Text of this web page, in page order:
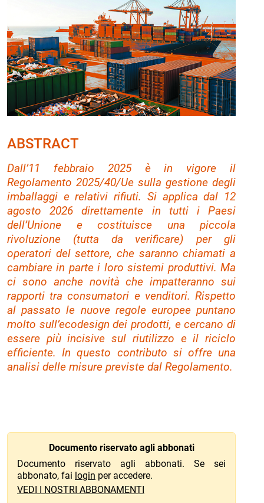
ABSTRACT
Dall’11 febbraio 2025 è in vigore il
Regolamento 2025/40/Ue sulla gestione degli
imballaggi e relativi rifiuti. Si applica dal 12
agosto 2026 direttamente in tutti i Paesi
dell’Unione e costituisce una piccola
rivoluzione (tutta da verificare) per gli
operatori del settore, che saranno chiamati a
cambiare in parte i loro sistemi produttivi. Ma
ci sono anche novità che impatteranno sui
rapporti tra consumatori e venditori. Rispetto
al passato le nuove regole europee puntano
molto sull’ecodesign dei prodotti, e cercano di
essere più incisive sul riutilizzo e il riciclo
efficiente. In questo contributo si offre una
analisi delle misure previste dal Regolamento.
Documento riservato agli abbonati
Documento riservato agli abbonati. Se sei
abbonato, fai login per accedere.
VEDI I NOSTRI ABBONAMENTI